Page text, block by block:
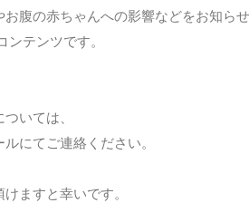
腹の赤ちゃんへの影響などをお知らせ
テンツです。
いては、
にてご連絡ください。
ますと幸いです。